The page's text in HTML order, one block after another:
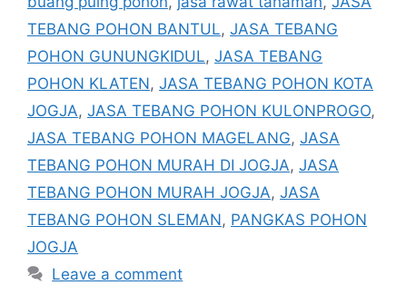
TEBANG POHON BANTUL, JASA TEBANG
POHON GUNUNGKIDUL, JASA TEBANG
POHON KLATEN, JASA TEBANG POHON KOTA
JOGJA, JASA TEBANG POHON KULONPROGO,
JASA TEBANG POHON MAGELANG, JASA
TEBANG POHON MURAH DI JOGJA, JASA
TEBANG POHON MURAH JOGJA, JASA
TEBANG POHON SLEMAN, PANGKAS POHON
JOGJA
Leave a comment